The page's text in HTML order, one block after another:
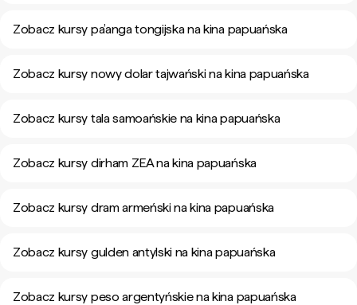
Zobacz kursy pa’anga tongijska na kina papuańska
Zobacz kursy nowy dolar tajwański na kina papuańska
Zobacz kursy tala samoańskie na kina papuańska
Zobacz kursy dirham ZEA na kina papuańska
Zobacz kursy dram armeński na kina papuańska
Zobacz kursy gulden antylski na kina papuańska
Zobacz kursy peso argentyńskie na kina papuańska